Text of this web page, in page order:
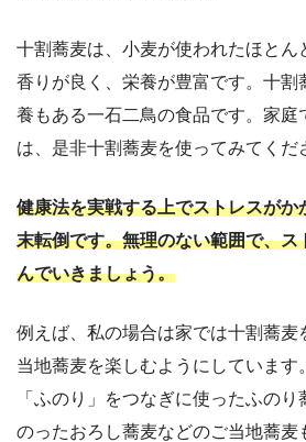
十割蕎麦は、小麦が使われたほとん
香りが良く、栄養が豊富です。十割
養もある一石二鳥の食品です。家庭
は、是非十割蕎麦を使ってみてくだ
健康法を実戦する上でストレスがか
末転倒です。無理のない範囲で、ス
んでいきましょう。
例えば、私の場合は家では十割蕎麦
当地蕎麦を楽しむようにしています
「ふのり」をつなぎに使ったふの
のったおろし蕎麦などのご当地蕎麦